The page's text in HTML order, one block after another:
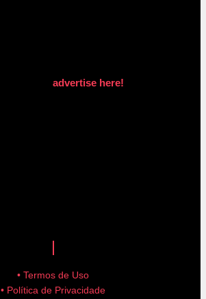
advertise here!
• Termos de Uso
• Política de Privacidade